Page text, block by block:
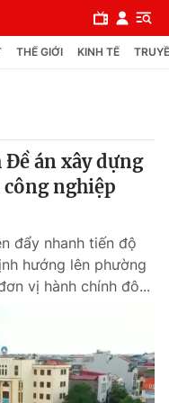
THẾ GIỚI KINH TẾ
án xây dựng
nghiệp
đẩy nhanh tiến độ
hướng lên phường
vị hành chính đô...